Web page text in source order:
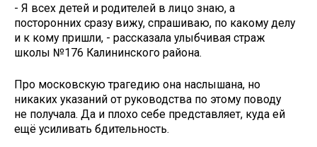
- Я всех детей и родителей в лицо знаю, а
посторонних сразу вижу, спрашиваю, по какому делу
и к кому пришли, - рассказала улыбчивая страж
школы №176 Калининского района.
Про московскую трагедию она наслышана, но
никаких указаний от руководства по этому поводу
не получала. Да и плохо себе представляет, куда ей
ещё усиливать бдительность.